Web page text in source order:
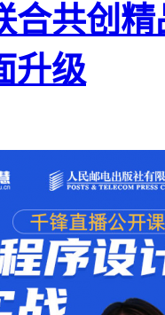
合共创
升级